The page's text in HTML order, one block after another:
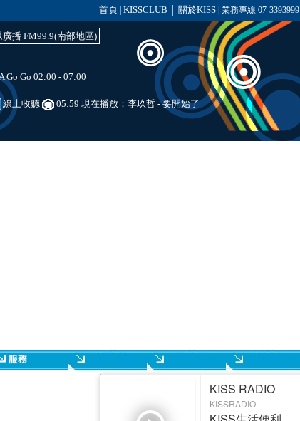
首頁 KISSCLUB 關於KISS| 業務專線 07-3393999
廣播 FM99.9(南部地區)
Go Go 02:00 - 07:00
線上收聽 05:59 現在播放： 李玖哲- 要開始了